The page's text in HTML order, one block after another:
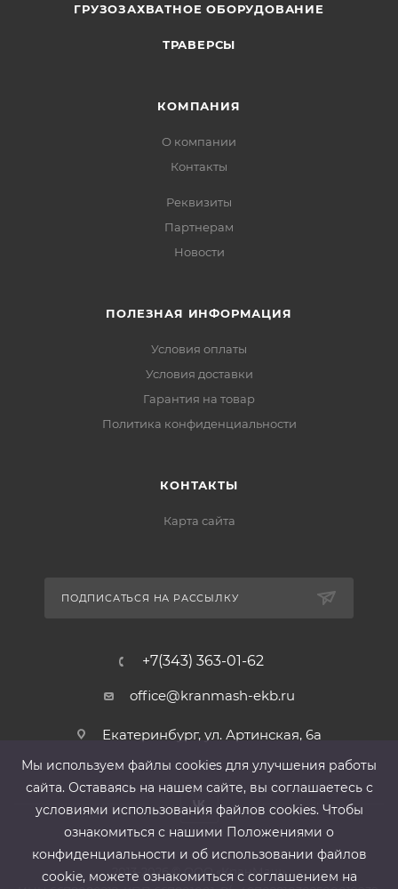
ГРУЗОЗАХВАТНОЕ ОБОРУДОВАНИЕ
ТРАВЕРСЫ
КОМПАНИЯ
О компании
Контакты
Реквизиты
Партнерам
Новости
ПОЛЕЗНАЯ ИНФОРМАЦИЯ
Условия оплаты
Условия доставки
Гарантия на товар
Политика конфиденциальности
КОНТАКТЫ
Карта сайта
ПОДПИСАТЬСЯ НА РАССЫЛКУ
+7(343) 363-01-62
office@kranmash-ekb.ru
Екатеринбург, ул. Артинская, 6а
2013-2026 ©ООО «КранМаш»
Мы используем файлы cооkies для улучшения работы
сайта. Оставаясь на нашем сайте, вы соглашаетесь с
условиями использования файлов cооkies. Чтобы
ознакомиться с нашими Положениями о
конфиденциальности и об использовании файлов
cookie, можете ознакомиться с соглашением на